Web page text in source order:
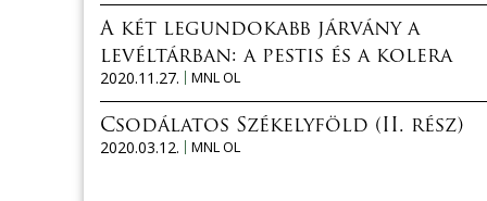
A két legundokabb járvány a
levéltárban: a pestis és a kolera
2020.11.27.
MNL OL
Csodálatos Székelyföld (II. rész)
2020.03.12.
MNL OL